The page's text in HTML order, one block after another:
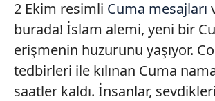
2 Ekim resimli Cuma mesajları
burada! İslam alemi, yeni bir
erişmenin huzurunu yaşıyor.
tedbirleri ile kılınan Cuma
saatler kaldı. İnsanlar,